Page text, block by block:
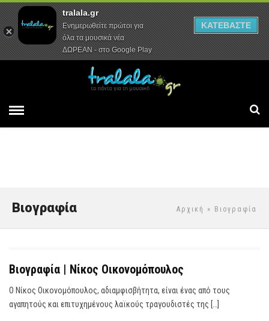
Αρχική Συνεντεύξεις Ρεπορτάζ
Αρχική » Βιογραφία
Βιογραφία
Βιογραφία | Νίκος Οικονομόπουλος
Ο Νίκος Οικονομόπουλος, αδιαμφισβήτητα, είναι ένας από τους
αγαπητούς και επιτυχημένους λαϊκούς τραγουδιστές της […]
tralala.gr
Ενημερωθείτε πρώτοι για
όλα τα μουσικά νέα
ΔΩΡΕΑΝ - στο Google Play
ΚΑΤΕΒΑΣΤΕ